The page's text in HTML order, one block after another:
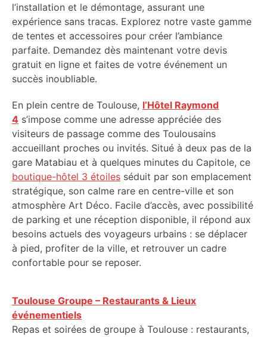
l’installation et le démontage, assurant une
expérience sans tracas. Explorez notre vaste gamme
de tentes et accessoires pour créer l’ambiance
parfaite. Demandez dès maintenant votre devis
gratuit en ligne et faites de votre événement un
succès inoubliable.
En plein centre de Toulouse, l’Hôtel Raymond
4 s’impose comme une adresse appréciée des
visiteurs de passage comme des Toulousains
accueillant proches ou invités. Situé à deux pas de la
gare Matabiau et à quelques minutes du Capitole, ce
boutique-hôtel 3 étoiles séduit par son emplacement
stratégique, son calme rare en centre-ville et son
atmosphère Art Déco. Facile d’accès, avec possibilité
de parking et une réception disponible, il répond aux
besoins actuels des voyageurs urbains : se déplacer
à pied, profiter de la ville, et retrouver un cadre
confortable pour se reposer.
Toulouse Groupe – Restaurants & Lieux
événementiels
Repas et soirées de groupe à Toulouse : restaurants,